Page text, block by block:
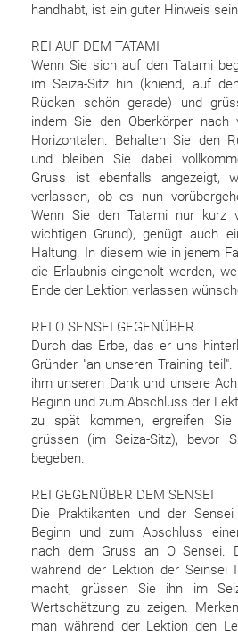
handhabt, ist ein guter Hinweis
REI AUF DEM TATAMI
Wenn Sie sich auf den Tatami
im Seiza-Sitz hin (kniend, auf
Rücken schön gerade) und
indem Sie den Oberkörper
Horizontalen. Behalten Sie den
und bleiben Sie dabei
Gruss ist ebenfalls angezeigt,
verlassen, ob es nun
Wenn Sie den Tatami nur kurz
wichtigen Grund), genügt auch
Haltung. In diesem wie in jenem
die Erlaubnis eingeholt werden,
Ende der Lektion verlassen
REI O SENSEI GEGENÜBER
Durch das Erbe, das er uns
Gründer "an unseren Training
ihm unseren Dank und unsere
Beginn und zum Abschluss der
zu spät kommen, ergreifen
grüssen (im Seiza-Sitz), bevor
begeben.
REI GEGENÜBER DEM SENSEI
Die Praktikanten und der
Beginn und zum Abschluss
nach dem Gruss an O Sensei.
während der Lektion der Seinsei
macht, grüssen Sie ihn im
Wertschätzung zu zeigen.
man während der Lektion den